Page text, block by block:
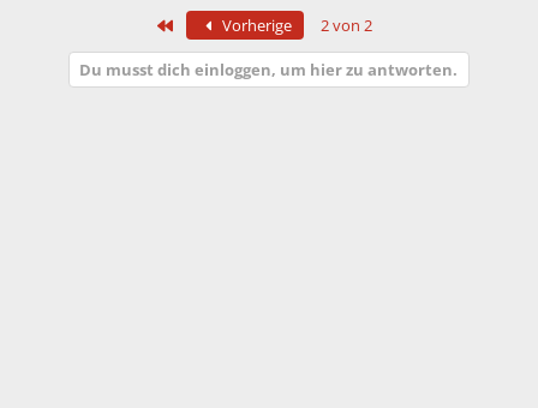
Erste Vorherige 2 von 2
Du musst dich einloggen, um hier zu antworten.